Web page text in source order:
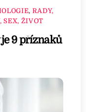
, RADY,
SEX, ŽIVOT
9 příznaků